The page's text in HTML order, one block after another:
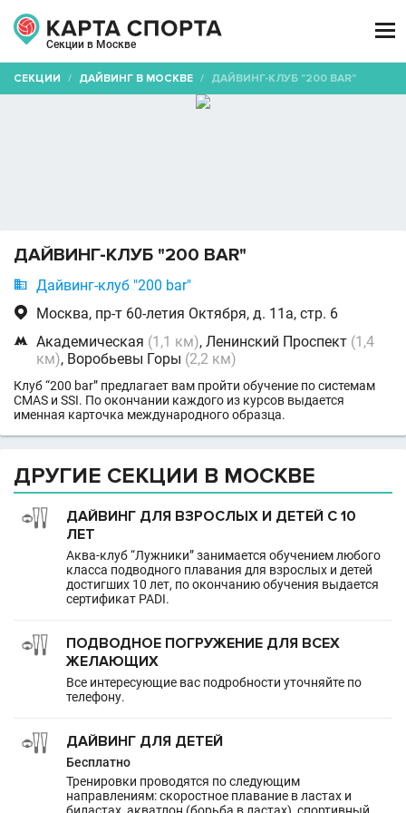
Секции в Москве

СЕКЦИИ / ДАЙВИНГ В МОСКВЕ / ДАЙВИНГ-КЛУБ "200 BAR"
ДАЙВИНГ-КЛУБ "200 BAR"
 Дайвинг-клуб "200 bar"
 Москва, пр-т 60-летия Октября, д. 11а, стр. 6
 Академическая (1,1 км), Ленинский Проспект (1,4
км), Воробьевы Горы (2,2 км)
Клуб “200 bar” предлагает вам пройти обучение по системам
CMAS и SSI. По окончании каждого из курсов выдается
именная карточка международного образца.
ДРУГИЕ СЕКЦИИ В МОСКВЕ
ДАЙВИНГ ДЛЯ ВЗРОСЛЫХ И ДЕТЕЙ С 10
ЛЕТ
Аква-клуб “Лужники” занимается обучением любого
класса подводного плавания для взрослых и детей
достигших 10 лет, по окончанию обучения выдается
сертификат PADI.
ПОДВОДНОЕ ПОГРУЖЕНИЕ ДЛЯ ВСЕХ
ЖЕЛАЮЩИХ
Все интересующие вас подробности уточняйте по
телефону.
ДАЙВИНГ ДЛЯ ДЕТЕЙ
Бесплатно
Тренировки проводятся по следующим
направлениям: скоростное плавание в ластах и